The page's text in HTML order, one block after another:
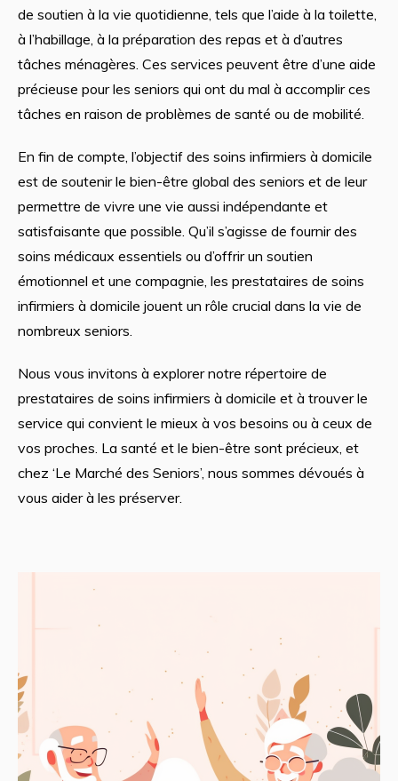
de soutien à la vie quotidienne, tels que l’aide à la toilette,
à l’habillage, à la préparation des repas et à d’autres
tâches ménagères. Ces services peuvent être d’une aide
précieuse pour les seniors qui ont du mal à accomplir ces
tâches en raison de problèmes de santé ou de mobilité.
En fin de compte, l’objectif des soins infirmiers à domicile
est de soutenir le bien-être global des seniors et de leur
permettre de vivre une vie aussi indépendante et
satisfaisante que possible. Qu’il s’agisse de fournir des
soins médicaux essentiels ou d’offrir un soutien
émotionnel et une compagnie, les prestataires de soins
infirmiers à domicile jouent un rôle crucial dans la vie de
nombreux seniors.
Nous vous invitons à explorer notre répertoire de
prestataires de soins infirmiers à domicile et à trouver le
service qui convient le mieux à vos besoins ou à ceux de
vos proches. La santé et le bien-être sont précieux, et
chez ‘Le Marché des Seniors’, nous sommes dévoués à
vous aider à les préserver.